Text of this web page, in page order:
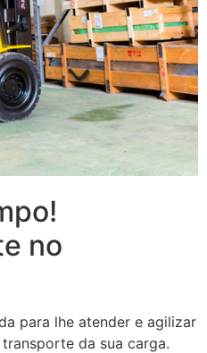
no
para lhe atender e agilizar
da sua carga.